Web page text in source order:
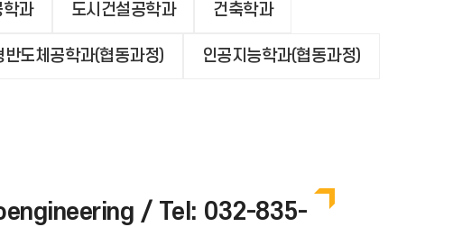
과 도시건설공학과 건축학과
반도체공학과(협동과정) 인공지능학과(협동과정)
/ Tel: 032-835-